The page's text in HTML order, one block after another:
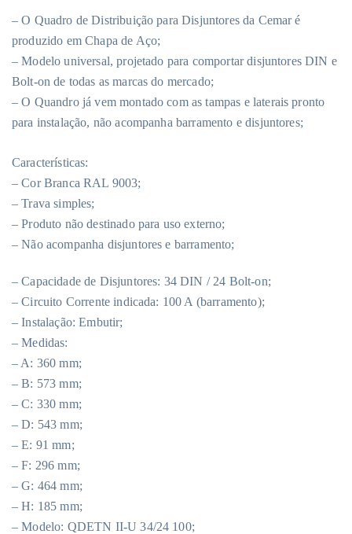
– O Quadro de Distribuição para Disjuntores da Cemar é
produzido em Chapa de Aço;
– Modelo universal, projetado para comportar disjuntores DIN e
Bolt-on de todas as marcas do mercado;
– O Quandro já vem montado com as tampas e laterais pronto
para instalação, não acompanha barramento e disjuntores;
Características:
– Cor Branca RAL 9003;
– Trava simples;
– Produto não destinado para uso externo;
– Não acompanha disjuntores e barramento;
– Capacidade de Disjuntores: 34 DIN / 24 Bolt-on;
– Circuito Corrente indicada: 100 A (barramento);
– Instalação: Embutir;
– Medidas:
– A: 360 mm;
– B: 573 mm;
– C: 330 mm;
– D: 543 mm;
– E: 91 mm;
– F: 296 mm;
– G: 464 mm;
– H: 185 mm;
– Modelo: QDETN II-U 34/24 100;